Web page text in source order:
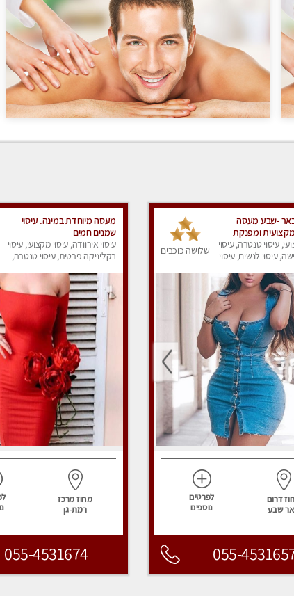
-שבע מעסה
ומפנקת
עיסוי טנטרה, עיסוי
עיסוי לנשים, עיסוי
שלושה כוכבים
דרום
שבע
לפרטים
נוספים
055-
מעסה מיוחדת במינה. עיסוי
שמנים חמים
עיסוי אירוודה, עיסוי מקצועי, עיסוי
בקליניקה פרטית, עיסוי טנטרה,
מחוז מרכז
רמת-גן
055-4531674